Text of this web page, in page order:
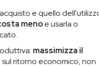
e quello
menoe usarla o
massimizza il
ritorno economico, non